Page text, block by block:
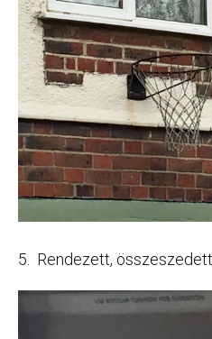
5. Rendezett,